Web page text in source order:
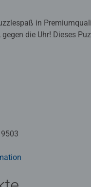
in
die Uhr! Dieses
auf höchstem Niveau.
riesige Auswahl an
Anfänger bis zum